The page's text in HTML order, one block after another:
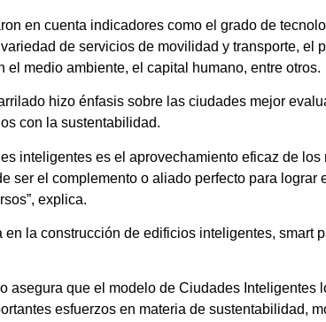
en cuenta indicadores como el grado de
de servicios de movilidad y transporte, el
medio ambiente, el capital humano, entre otros.
hizo énfasis sobre las ciudades mejor
con la sustentabilidad.
inteligentes es el aprovechamiento eficaz de
ser el complemento o aliado perfecto para lograr
explica.
la construcción de edificios inteligentes, smart
asegura que el modelo de Ciudades Inteligentes
esfuerzos en materia de sustentabilidad,